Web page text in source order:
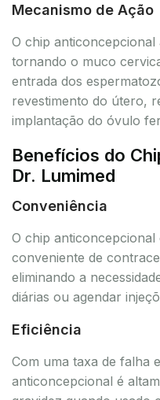
Mecanismo de Ação
O chip
tornando o muco
entrada dos
revestimento do útero,
implantação do óvulo
Benefícios do
Dr. Lumimed
Conveniência
O chip
conveniente de
eliminando a
diárias ou agendar
Eficiência
Com uma taxa de falha
anticoncepcional é